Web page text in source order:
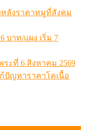
หลังราคาหมูที่สังคมไม่
าท/แผง เริ่ม 7 ส.ค.69
ที่ 6 สิงหาคม 2569
ปัญหาราคาโคเนื้อตก
วันที่ 3 – 7 สิงหาคม